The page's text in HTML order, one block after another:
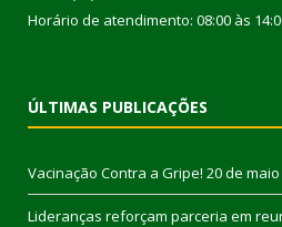
Horário de atendimento: 08:00 às
ÚLTIMAS PUBLICAÇÕES
Vacinação Contra a Gripe! 20 de
Lideranças reforçam parceria em